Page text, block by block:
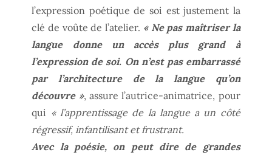
l’expression poétique de soi est justement la
clé de voûte de l’atelier. « Ne pas maîtriser la
langue donne un accès plus grand à
l’expression de soi. On n’est pas embarrassé
par l’architecture de la langue qu’on
découvre », assure l’autrice-animatrice, pour
qui « l’apprentissage de la langue a un côté
régressif, infantilisant et frustrant.
Avec la poésie, on peut dire de grandes